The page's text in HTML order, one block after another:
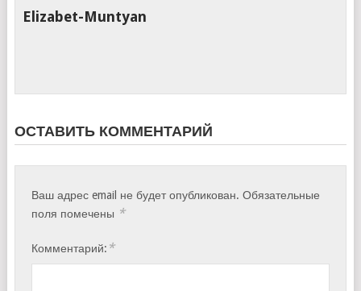
Elizabet-Muntyan
ОСТАВИТЬ КОММЕНТАРИЙ
Ваш адрес email не будет опубликован. Обязательные
поля помечены *
Комментарий: *